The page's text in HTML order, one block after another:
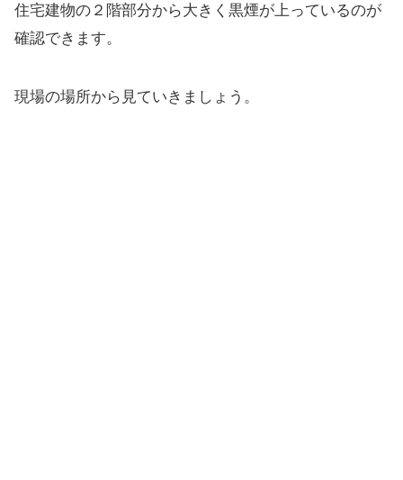
住宅建物の２階部分から大きく黒煙が上っているのが
確認できます。
現場の場所から見ていきましょう。